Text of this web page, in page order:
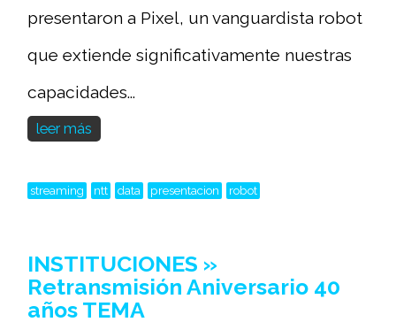
presentaron a Pixel, un vanguardista robot
que extiende significativamente nuestras
capacidades...
leer más
streaming ntt data presentacion robot
INSTITUCIONES »
Retransmisión Aniversario 40
años TEMA